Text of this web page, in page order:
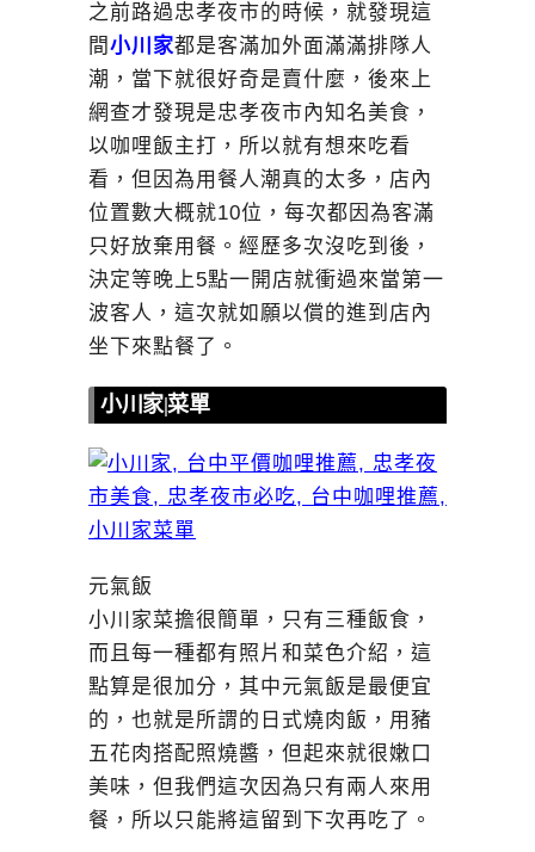
之前路過忠孝夜市的時候，就發現這
間小川家都是客滿加外面滿滿排隊人
潮，當下就很好奇是賣什麼，後來上
網查才發現是忠孝夜市內知名美食，
以咖哩飯主打，所以就有想來吃看
看，但因為用餐人潮真的太多，店內
位置數大概就10位，每次都因為客滿
只好放棄用餐。經歷多次沒吃到後，
決定等晚上5點一開店就衝過來當第一
波客人，這次就如願以償的進到店內
坐下來點餐了。
小川家|菜單
元氣飯
小川家菜擔很簡單，只有三種飯食，
而且每一種都有照片和菜色介紹，這
點算是很加分，其中元氣飯是最便宜
的，也就是所謂的日式燒肉飯，用豬
五花肉搭配照燒醬，但起來就很嫩口
美味，但我們這次因為只有兩人來用
餐，所以只能將這留到下次再吃了。